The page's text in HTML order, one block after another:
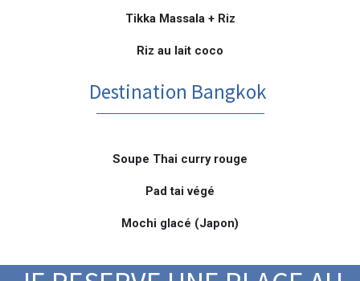
Tikka Massala + Riz
Riz au lait coco
Destination Bangkok
Soupe Thai curry rouge
Pad tai végé
Mochi glacé (Japon)